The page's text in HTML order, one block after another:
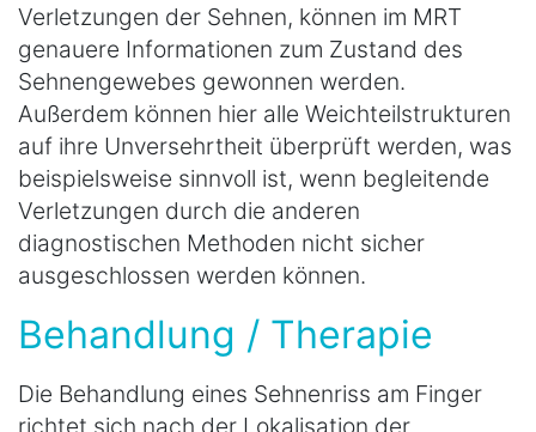
Verletzungen der Sehnen, können im MRT
genauere Informationen zum Zustand des
Sehnengewebes gewonnen werden.
Außerdem können hier alle Weichteilstrukturen
auf ihre Unversehrtheit überprüft werden, was
beispielsweise sinnvoll ist, wenn begleitende
Verletzungen durch die anderen
diagnostischen Methoden nicht sicher
ausgeschlossen werden können.
Behandlung / Therapie
Die Behandlung eines Sehnenriss am Finger
richtet sich nach der Lokalisation der